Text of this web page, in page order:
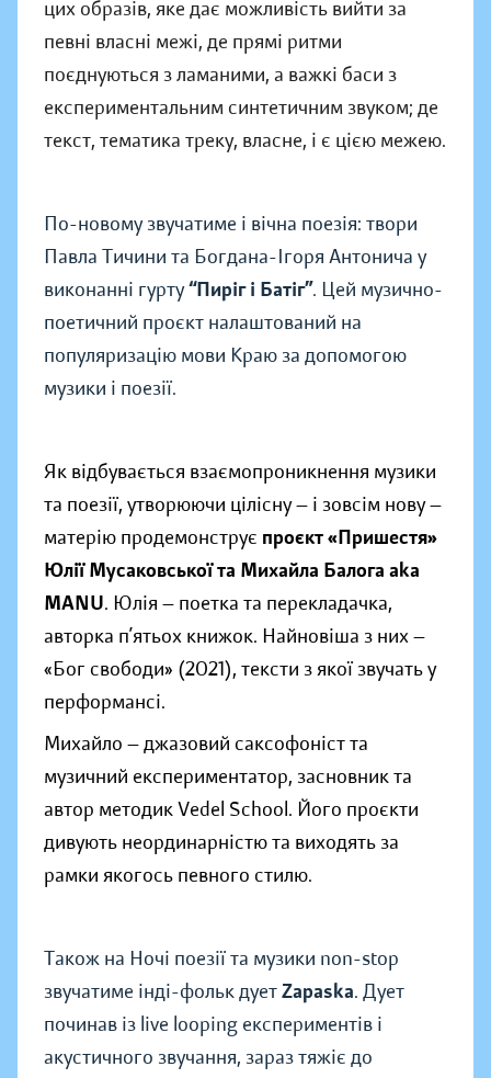
цих образів, яке дає можливість вийти за
певні власні межі, де прямі ритми
поєднуються з ламаними, а важкі баси з
експериментальним синтетичним звуком; де
текст, тематика треку, власне, і є цією межею.
По-новому звучатиме і вічна поезія: твори
Павла Тичини та Богдана-Ігоря Антонича у
виконанні гурту“Пиріг і Батіг”. Цей музично-
поетичний проєкт налаштований на
популяризацію мови Краю за допомогою
музики і поезії.
Як відбувається взаємопроникнення музики
та поезії, утворюючи цілісну — і зовсім нову —
матерію продемонструє проєкт«Пришестя»
Юлії Мусаковської та Михайла Балога aka
MANU. Юлія — поетка та перекладачка,
авторка п’ятьох книжок. Найновіша з них —
«Бог свободи» (2021), тексти з якої звучать у
перформансі.
Михайло — джазовий саксофоніст та
музичний експериментатор, засновник та
автор методик Vedel School. Його проєкти
дивують неординарністю та виходять за
рамки якогось певного стилю.
Також на Ночі поезії та музики non-stop
звучатиме інді-фольк дуетZapaska. Дует
починав із live looping експериментів і
акустичного звучання, зараз тяжіє до